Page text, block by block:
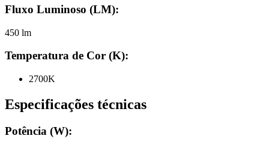
Fluxo Luminoso (LM):
450 lm
Temperatura de Cor (K):
2700K
Especificações técnicas
Potência (W):